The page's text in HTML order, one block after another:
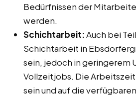
Bedürfnissen der
werden.
Schichtarbeit:Auch bei
Schichtarbeit in
sein, jedoch in geringerem
Vollzeitjobs. Die
sein und auf die